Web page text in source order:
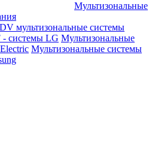
Мультизональные
мультизональные системы
- системы LG Мультизональные
Мультизональные системы